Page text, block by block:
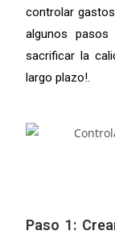
controlar
algunos
sacrificar la
largo plazo!.
Paso 1: